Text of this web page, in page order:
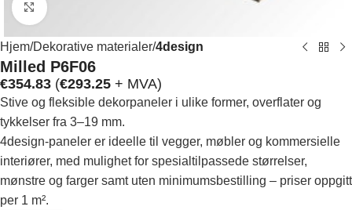
Klikk for å forstørre
Hjem Dekorative materialer 4design
Milled P6F06
€354.83 (€293.25 + MVA)
Stive og fleksible dekorpaneler i ulike former, overflater og
tykkelser fra 3–19 mm.
4design-paneler er ideelle til vegger, møbler og kommersielle
interiører, med mulighet for spesialtilpassede størrelser,
mønstre og farger samt uten minimumsbestilling – priser oppgitt
per 1 m².